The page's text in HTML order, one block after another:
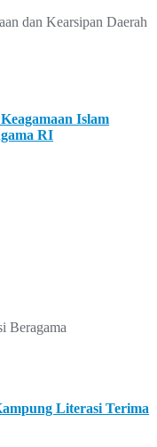
dan Kearsipan Daerah
Islam
RI
Beragama
Literasi Terima